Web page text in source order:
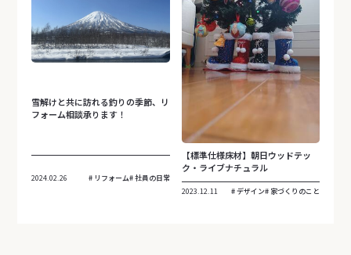
雪解けと共に訪れる釣りの季節、リ
フォーム相談承ります！
2024.02.26 リフォーム 社員の日常
【標準仕様床材】朝日ウッドテッ
ク・ライブナチュラル
2023.12.11 デザイン 家づくりのこと